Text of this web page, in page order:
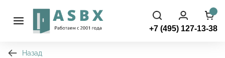
+7 (495) 127-13-38
Назад